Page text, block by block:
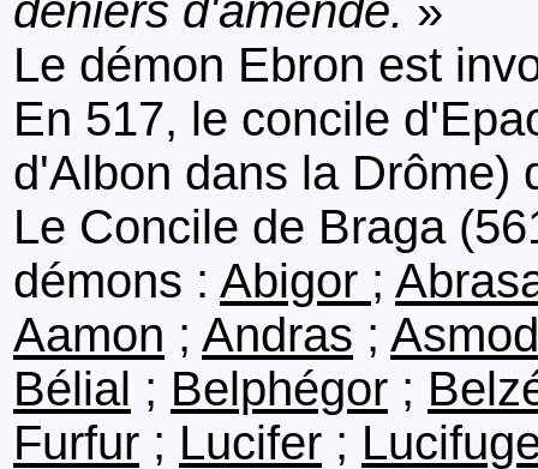
deniers d'amende. »
Le démon Ebron est
En 517, le concile
d'Albon dans la Drôme)
Le Concile de Braga
démons : Abigor ;
Aamon ; Andras ;
Bélial ; Belphégor ;
Furfur ; Lucifer ;